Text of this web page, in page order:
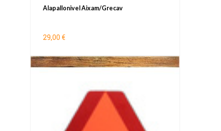
Alapallonivel Aixam/Grecav
29,00 €